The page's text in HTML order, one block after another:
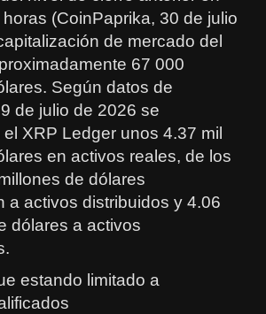
horas (CoinPaprika, 30 de julio
de mercado del
67 000
Según datos de
de julio de 2026 se
XRP Ledger unos 4.37 mil
en activos reales, de los
de dólares
a activos distribuidos y 4.06
dólares a activos
estando limitado a